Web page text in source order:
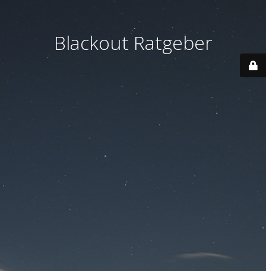
Blackout Ratgeber